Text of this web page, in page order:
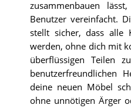
zusammenbauen
Benutzer vereinfacht.
stellt sicher, dass alle
werden, ohne dich mit
überflüssigen Teilen
benutzerfreundlichen
deine neuen Möbel
ohne unnötigen Ärger